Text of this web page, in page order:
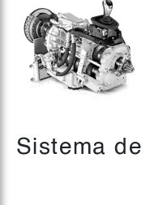
Sistema de